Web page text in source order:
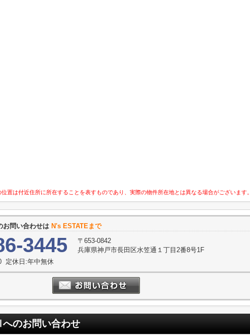
置は付近住所に所在することを表すものであり、実際の物件所在地とは異なる場合がございます。
お問い合わせは N's ESTATEまで
3445
〒653-0842
兵庫県神戸市長田区水笠通１丁目2番8号1F
定休日:年中無休
へのお問い合わせ